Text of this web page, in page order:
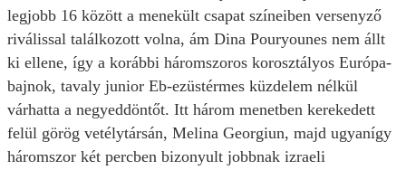
legjobb 16 között a menekült csapat színeiben versenyző
riválissal találkozott volna, ám Dina Pouryounes nem állt
ki ellene, így a korábbi háromszoros korosztályos Európa-
bajnok, tavaly junior Eb-ezüstérmes küzdelem nélkül
várhatta a negyeddöntőt. Itt három menetben kerekedett
felül görög vetélytársán, Melina Georgiun, majd ugyanígy
háromszor két percben bizonyult jobbnak izraeli